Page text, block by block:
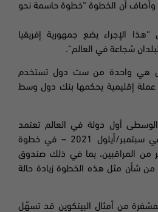
وأضاف أن الخطوة “خطوة حاسمة نحو
“هذا الإجراء يضع جمهورية إفريقيا
شجاعة في العالم“.
هي واحدة من ست دول تستخدم
إقليمية يحكمها بنك دول وسط
الوسطى أول دولة في العالم تعتمد
البيتكوين كعملة رسمية في سبتمبر/أيلول 2021 – في خطوة
من المراقبين، بما في ذلك صندوق
من شأن مثل هذه الخطوة زيادة حالة
من أمثال البيتكوين قد تسهّل